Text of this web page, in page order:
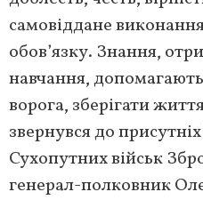
самовіддане
обов’язку. Знання,
навчання,
ворога, зберігати
звернувся до
Сухопутних військ
генерал-полковник